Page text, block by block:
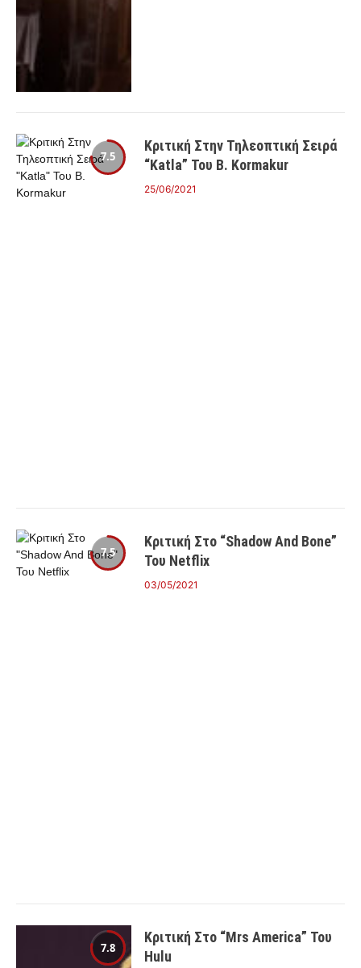
7.5
Κριτική Στην Τηλεοπτική Σειρά
“Katla” Του B. Kormakur
25/06/2021
7.5
Κριτική Στο “Shadow And Bone”
Του Netflix
03/05/2021
7.8
Κριτική Στο “Mrs America” Του
Hulu